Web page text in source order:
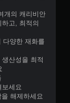
개의 캐리비안
고, 최적의
다양한 재화를
산성을 최적
세요
해제하세요